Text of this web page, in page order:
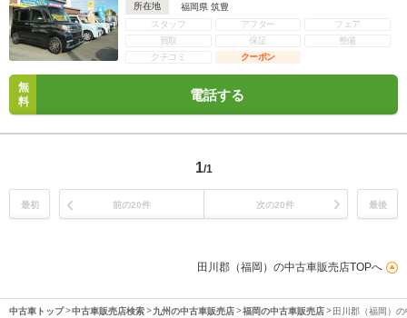
所在地
福岡県 筑豊
スタッフ
アフター
フェア
買取
保証
整備
クチコミ
クーポン
無
料
電話する
1/1
最初 前の20件 次の20件 最後
田川郡（福岡）の中古車販売店TOPへ
中古車トップ 中古車販売店検索 九州の中古車販売店 福岡の中古車販売店 田川郡（福岡）